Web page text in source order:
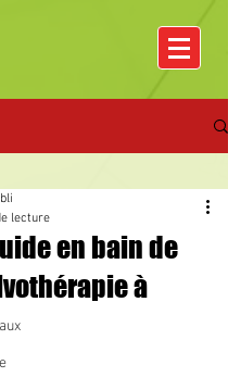
en bain de
à
lecture
sur 5.